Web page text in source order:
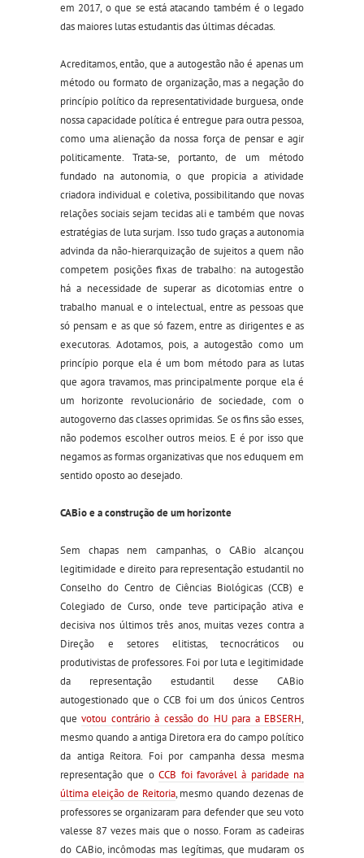
em 2017, o que se está atacando também é o legado
das maiores lutas estudantis das últimas décadas.
Acreditamos, então, que a autogestão não é apenas um
método ou formato de organização, mas a negação do
princípio político da representatividade burguesa, onde
nossa capacidade política é entregue para outra pessoa,
como uma alienação da nossa força de pensar e agir
politicamente. Trata-se, portanto, de um método
fundado na autonomia, o que propicia a atividade
criadora individual e coletiva, possibilitando que novas
relações sociais sejam tecidas ali e também que novas
estratégias de luta surjam. Isso tudo graças a autonomia
advinda da não-hierarquização de sujeitos a quem não
competem posições fixas de trabalho: na autogestão
há a necessidade de superar as dicotomias entre o
trabalho manual e o intelectual, entre as pessoas que
só pensam e as que só fazem, entre as dirigentes e as
executoras. Adotamos, pois, a autogestão como um
princípio porque ela é um bom método para as lutas
que agora travamos, mas principalmente porque ela é
um horizonte revolucionário de sociedade, com o
autogoverno das classes oprimidas. Se os fins são esses,
não podemos escolher outros meios. E é por isso que
negamos as formas organizativas que nos eduquem em
sentido oposto ao desejado.
CABio e a construção de um horizonte
Sem chapas nem campanhas, o CABio alcançou
legitimidade e direito para representação estudantil no
Conselho do Centro de Ciências Biológicas (CCB) e
Colegiado de Curso, onde teve participação ativa e
decisiva nos últimos três anos, muitas vezes contra a
Direção e setores elitistas, tecnocráticos ou
produtivistas de professores. Foi por luta e legitimidade
da representação estudantil desse CABio
autogestionado que o CCB foi um dos únicos Centros
quevotou contrário à cessão do HU para a EBSERH,
mesmo quando a antiga Diretora era do campo político
da antiga Reitora. Foi por campanha dessa mesma
representação que oCCB foi favorável à paridade na
última eleição de Reitoria, mesmo quando dezenas de
professores se organizaram para defender que seu voto
valesse 87 vezes mais que o nosso. Foram as cadeiras
do CABio, incômodas mas legítimas, que mudaram os